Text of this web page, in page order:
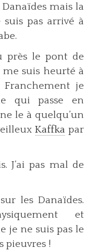
mais la
pas arrivé à
près le pont de
me suis heurté à
je
qui passe en
le à quelqu’un
Kaffka par
J’ai pas mal de
les Danaïdes.
et
je ne suis pas le
pieuvres !